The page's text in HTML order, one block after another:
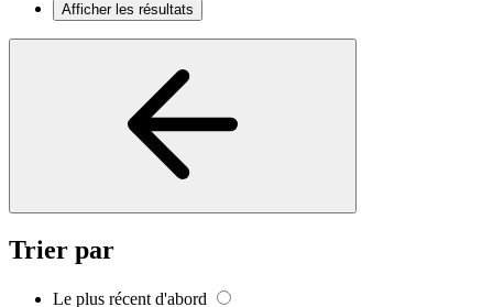
Afficher les résultats
Trier par
Le plus récent d'abord